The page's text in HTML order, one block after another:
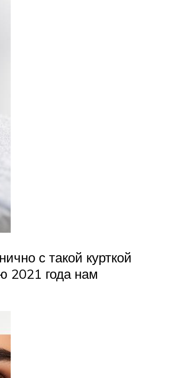
с такой курткой
2021 года нам